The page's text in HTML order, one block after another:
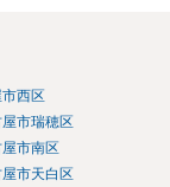
西区
市瑞穂区
市南区
市天白区